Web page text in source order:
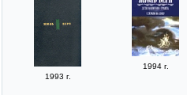
1993 г.
1994 г.